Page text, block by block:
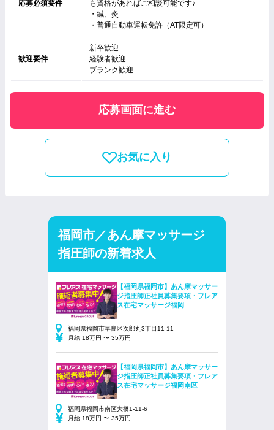
応募必須要件
も資格があればご相談可能です♪
・鍼、灸
・普通自動車運転免許（AT限定可）
歓迎要件
新卒歓迎
経験者歓迎
ブランク歓迎
応募画面に進む
お気に入り
福岡市／あん摩マッサージ
指圧師の新着求人
【福岡県福岡市】あん摩マッサー
ジ指圧師正社員募集要項・フレア
ス在宅マッサージ福岡
福岡県福岡市早良区次郎丸3丁目11-11
月給 18万円 〜 35万円
【福岡県福岡市】あん摩マッサー
ジ指圧師正社員募集要項・フレア
ス在宅マッサージ福岡南区
福岡県福岡市南区大橋1-11-6
月給 18万円 〜 35万円